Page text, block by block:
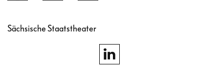
Sächsische Staatstheater